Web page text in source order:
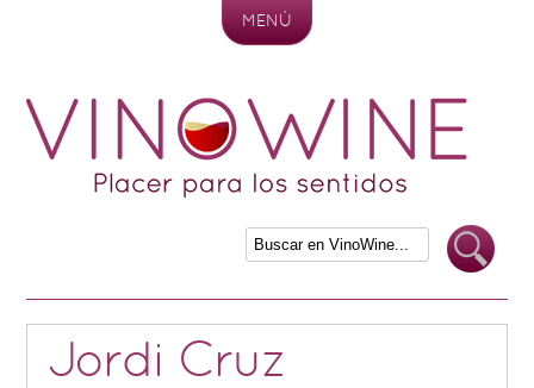
MENÚ
Jordi Cruz